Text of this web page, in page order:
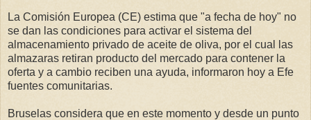
La Comisión Europea (CE) estima que "a fecha de hoy" no
se dan las condiciones para activar el sistema del
almacenamiento privado de aceite de oliva, por el cual las
almazaras retiran producto del mercado para contener la
oferta y a cambio reciben una ayuda, informaron hoy a Efe
fuentes comunitarias.
Bruselas considera que en este momento y desde un punto